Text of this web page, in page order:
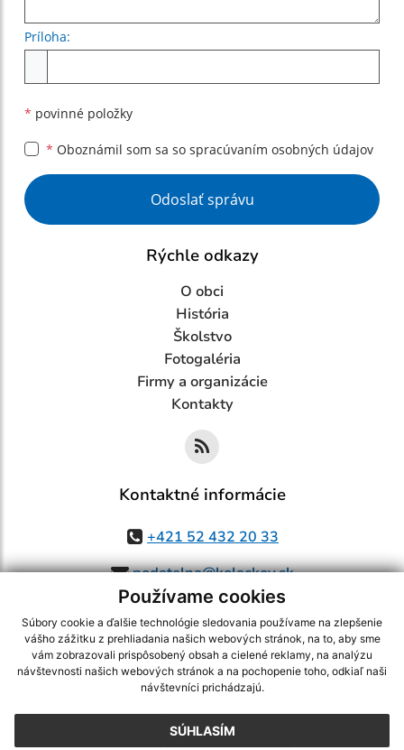
Používame cookies
Súbory cookie a ďalšie technológie sledovania používame na zlepšenie
vášho zážitku z prehliadania našich webových stránok, na to, aby sme
vám zobrazovali prispôsobený obsah a cielené reklamy, na analýzu
návštevnosti našich webových stránok a na pochopenie toho, odkiaľ naši
návštevníci prichádzajú.
SÚHLASÍM
Príloha:
* povinné položky
* Oboznámil som sa so spracúvaním osobných údajov
Google reCaptcha Response
Odoslať správu
Rýchle odkazy
O obci
História
Školstvo
Fotogaléria
Firmy a organizácie
Kontakty
Kontaktné informácie
+421 52 432 20 33
podatelna@kolackov.sk
využite možnosť získavania aktuálnych informácií s využitím RSS
CMS systém (redakčný) systém ECHELON 2,Mapa stránok,web portál
webex.digital, s.r.o.,domény,registrácia domény
Posledná aktualizácia:05.08.2026